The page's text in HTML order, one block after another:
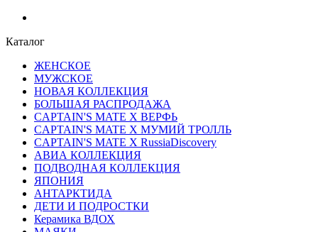
Каталог
ЖЕНСКОЕ
МУЖСКОЕ
НОВАЯ КОЛЛЕКЦИЯ
БОЛЬШАЯ РАСПРОДАЖА
CAPTAIN'S MATE X ВЕРФЬ
CAPTAIN'S MATE Х МУМИЙ ТРОЛЛЬ
CAPTAIN'S MATE X RussiaDiscovery
АВИА КОЛЛЕКЦИЯ
ПОДВОДНАЯ КОЛЛЕКЦИЯ
ЯПОНИЯ
АНТАРКТИДА
ДЕТИ И ПОДРОСТКИ
Керамика ВДОХ